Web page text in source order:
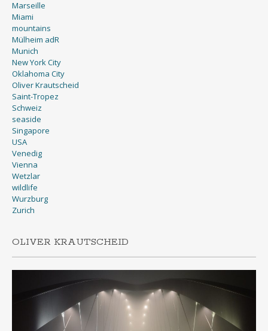
Marseille
Miami
mountains
Mülheim adR
Munich
New York City
Oklahoma City
Oliver Krautscheid
Saint-Tropez
Schweiz
seaside
Singapore
USA
Venedig
Vienna
Wetzlar
wildlife
Wurzburg
Zurich
OLIVER KRAUTSCHEID